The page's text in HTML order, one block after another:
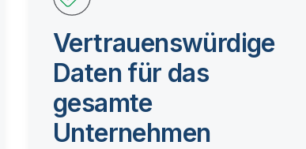
Vertrauenswürdige
Daten für das
gesamte
Unternehmen